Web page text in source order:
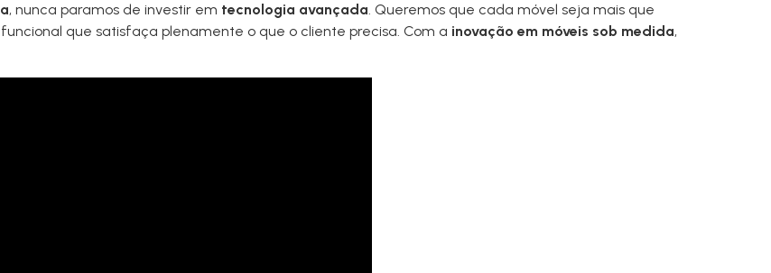
, nunca paramos de investir em tecnologia avançada. Queremos que cada móvel seja mais que
que satisfaça plenamente o que o cliente precisa. Com a inovação em móveis sob medida,